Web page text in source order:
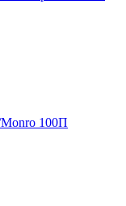
100П